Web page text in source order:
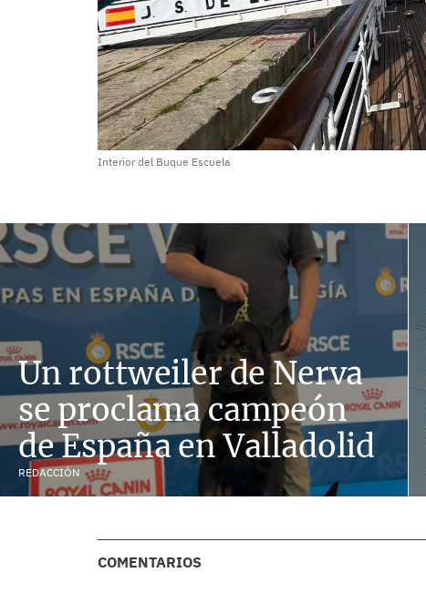
Interior del Buque Escuela
Un rottweiler de Nerva
se proclama campeón
de España en Valladolid
REDACCIÓN
COMENTARIOS